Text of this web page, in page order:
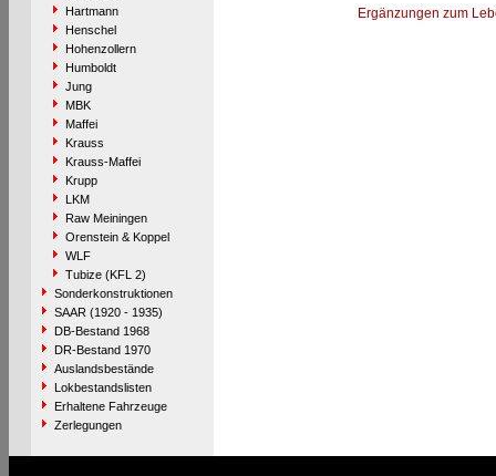
Hartmann
Henschel
Hohenzollern
Humboldt
Jung
MBK
Maffei
Krauss
Krauss-Maffei
Krupp
LKM
Raw Meiningen
Orenstein & Koppel
WLF
Tubize (KFL 2)
Sonderkonstruktionen
SAAR (1920 - 1935)
DB-Bestand 1968
DR-Bestand 1970
Auslandsbestände
Lokbestandslisten
Erhaltene Fahrzeuge
Zerlegungen
Ergänzungen zum